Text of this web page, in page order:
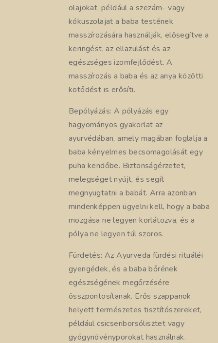
olajokat, például a szezám- vagy
kókuszolajat a baba testének
masszírozására használják, elősegítve a
keringést, az ellazulást és az
egészséges izomfejlődést. A
masszírozás a baba és az anya közötti
kötődést is erősíti.
Bepólyázás: A pólyázás egy
hagyományos gyakorlat az
ayurvédában, amely magában foglalja a
baba kényelmes becsomagolását egy
puha kendőbe. Biztonságérzetet,
melegséget nyújt, és segít
megnyugtatni a babát. Arra azonban
mindenképpen ügyelni kell, hogy a baba
mozgása ne legyen korlátozva, és a
pólya ne legyen túl szoros.
Fürdetés: Az Ayurveda fürdési rituáléi
gyengédek, és a baba bőrének
egészségének megőrzésére
összpontosítanak. Erős szappanok
helyett természetes tisztítószereket,
például csicseriborsólisztet vagy
gyógynövényporokat használnak.